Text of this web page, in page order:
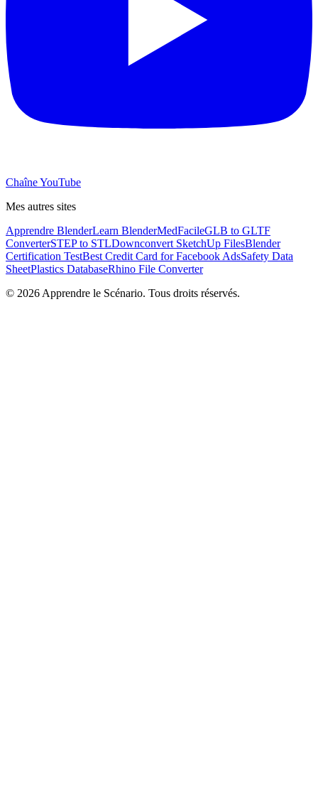
Chaîne YouTube
Mes autres sites
Apprendre BlenderLearn BlenderMedFacileGLB to GLTF
ConverterSTEP to STLDownconvert SketchUp FilesBlender
Certification TestBest Credit Card for Facebook AdsSafety Data
SheetPlastics DatabaseRhino File Converter
© 2026 Apprendre le Scénario. Tous droits réservés.